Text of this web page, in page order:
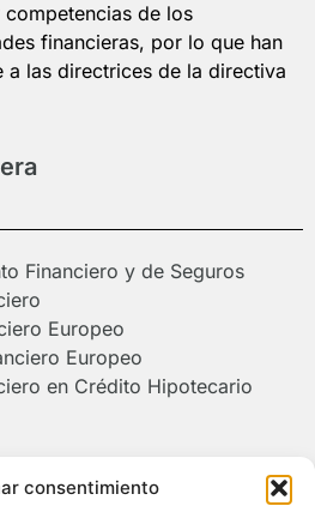
consentimiento
de los
financieras, por lo que han
a las directrices de la directiva
Financiero y de Seguros
Europeo
Europeo
en Crédito Hipotecario